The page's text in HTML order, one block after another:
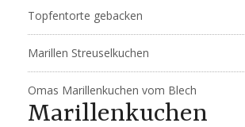
Topfentorte gebacken
Marillen Streuselkuchen
Omas Marillenkuchen vom Blech
Marillenkuchen